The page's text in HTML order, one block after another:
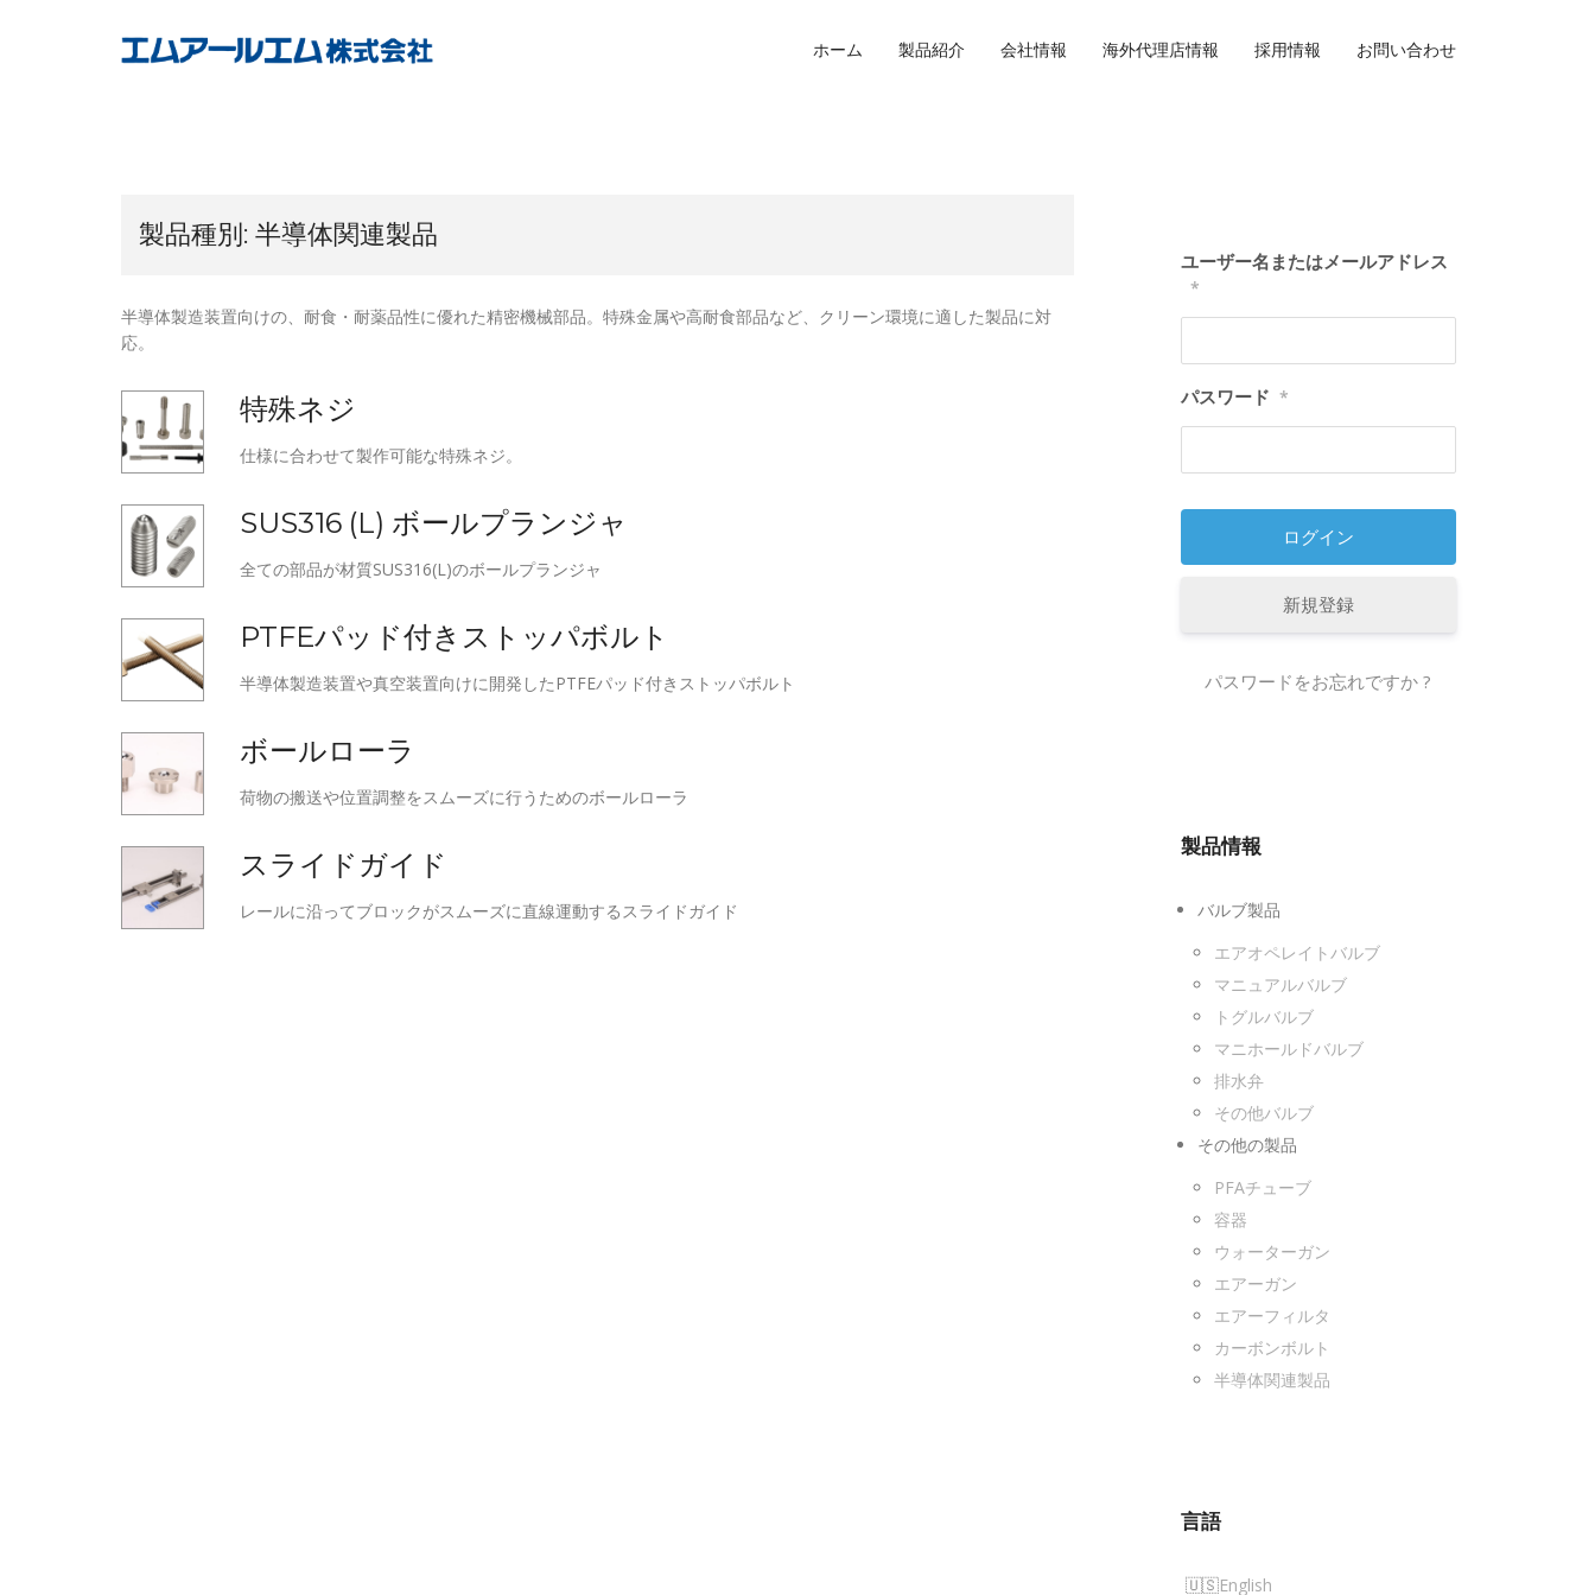
ホーム 製品紹介 会社情報 海外代理店情報 採用情報 お問い合わせ
製品種別: 半導体関連製品
半導体製造装置向けの、耐食・耐薬品性に優れた精密機械部品。特殊金属や高耐食部品など、クリーン環境に適した製品に対
応。
特殊ネジ
仕様に合わせて製作可能な特殊ネジ。
SUS316 (L) ボールプランジャ
全ての部品が材質SUS316(L)のボールプランジャ
PTFEパッド付きストッパボルト
半導体製造装置や真空装置向けに開発したPTFEパッド付きストッパボルト
ボールローラ
荷物の搬送や位置調整をスムーズに行うためのボールローラ
スライドガイド
レールに沿ってブロックがスムーズに直線運動するスライドガイド
ユーザー名またはメールアドレス
*
パスワード *
新規登録
パスワードをお忘れですか ?
製品情報
バルブ製品
エアオペレイトバルブ
マニュアルバルブ
トグルバルブ
マニホールドバルブ
排水弁
その他バルブ
その他の製品
PFAチューブ
容器
ウォーターガン
エアーガン
エアーフィルタ
カーボンボルト
半導体関連製品
言語
English